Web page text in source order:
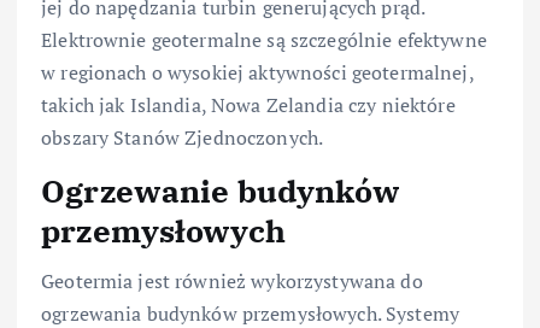
jej do napędzania turbin generujących prąd.
Elektrownie geotermalne są szczególnie efektywne
w regionach o wysokiej aktywności geotermalnej,
takich jak Islandia, Nowa Zelandia czy niektóre
obszary Stanów Zjednoczonych.
Ogrzewanie budynków
przemysłowych
Geotermia jest również wykorzystywana do
ogrzewania budynków przemysłowych. Systemy